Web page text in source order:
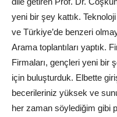
yeni bir şey kattık. Teknoloji
ve Türkiye’de benzeri
Arama toplantıları yaptık.
Firmaları, gençleri yeni bir
için buluşturduk. Elbette
becerileriniz yüksek ve
her zaman söylediğim gibi